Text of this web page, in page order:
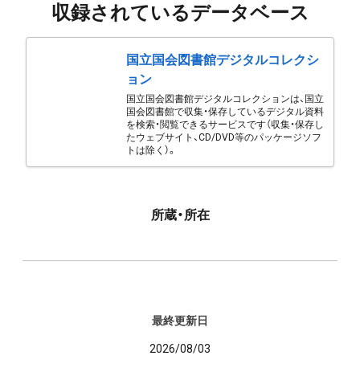
収録されているデータベース
国立国会図書館デジタルコレクシ
ョン
国立国会図書館デジタルコレクションは、国立
国会図書館で収集・保存しているデジタル資料
を検索・閲覧できるサービスです（収集・保存し
たウェブサイト、CD/DVD等のパッケージソフ
トは除く）。
所蔵・所在
最終更新日
2026/08/03